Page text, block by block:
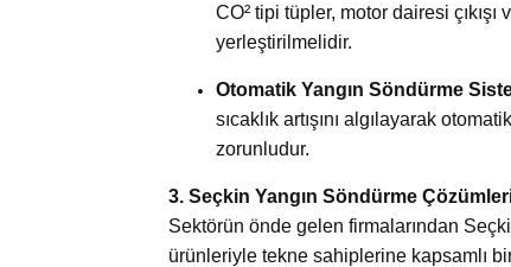
CO² tipi tüpler, motor dairesi
yerleştirilmelidir.
Otomatik Yangın Söndürme
sıcaklık artışını algılayarak
zorunludur.
3. Seçkin Yangın Söndürme
Sektörün önde gelen firmalarından
ürünleriyle tekne sahiplerine kapsamlı